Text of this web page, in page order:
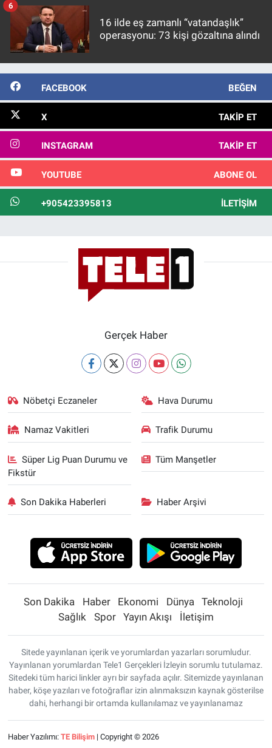
16 ilde eş zamanlı “vatandaşlık”
operasyonu: 73 kişi gözaltına alındı
6
FACEBOOK BEĞEN
X TAKIP ET
INSTAGRAM TAKIP ET
YOUTUBE ABONE OL
+905423395813 İLETIŞIM
Gerçek Haber
Nöbetçi Eczaneler Hava Durumu
Namaz Vakitleri Trafik Durumu
Süper Lig Puan Durumu ve
Fikstür
Tüm Manşetler
Son Dakika Haberleri Haber Arşivi
Son Dakika Haber Ekonomi Dünya
Teknoloji
Sağlık
Spor Yayın Akışı İletişim
Sitede yayınlanan içerik ve yorumlardan yazarları sorumludur.
Yayınlanan yorumlardan Tele1 Gerçekleri İzleyin sorumlu tutulamaz.
Sitedeki tüm harici linkler ayrı bir sayfada açılır. Sitemizde yayınlanan
haber, köşe yazıları ve fotoğraflar izin alınmaksızın kaynak gösterilse
dahi, herhangi bir ortamda kullanılamaz ve yayınlanamaz
Haber Yazılımı: TE Bilişim| Copyright © 2026